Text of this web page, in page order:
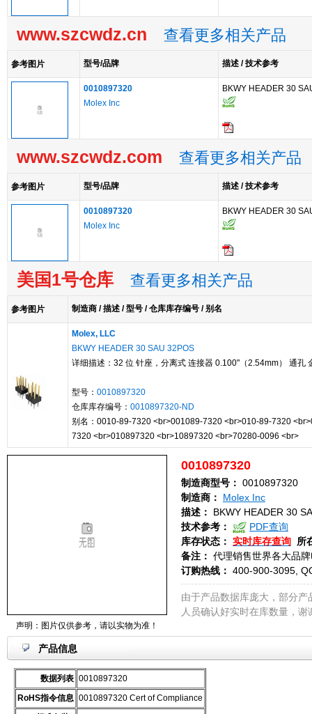
www.szcwdz.cn 查看更多相关产品
参考图片 型号/品牌 描述 / 技术参考
0010897320
Molex Inc
BKWY HEADER 30
www.szcwdz.com 查看更多相关产品
参考图片 型号/品牌 描述 / 技术参考
0010897320
Molex Inc
BKWY HEADER 30
美国1号仓库 查看更多相关产品
参考图片 制造商 / 描述 / 型号 / 仓库库存编号 / 别名
Molex, LLC
BKWY HEADER 30 SAU 32POS
详细描述：32 位 针座，分离式 连接器 0.100"（2.54mm） 通孔
型号： 0010897320
仓库库存编号： 0010897320-ND
别名：0010-89-7320 <br>001089-7320 <br>010-89-7320
7320 <br>010897320 <br>10897320 <br>70280-0096 <br>
声明：图片仅供参考，请以实物为准！
0010897320
制造商型号： 0010897320
制造商：
Molex Inc
描述：
BKWY HEADER 30
技术参考：
PDF查询
库存状态： 实时库存查询
所
备注： 代理销售世界各大品
订购热线： 400-900-3095,
由于产品数据库庞大，部分
人员确认好实时在库数量，谢
产品信息
数据列表 0010897320
RoHS指令信息 0010897320 Cert of Compliance